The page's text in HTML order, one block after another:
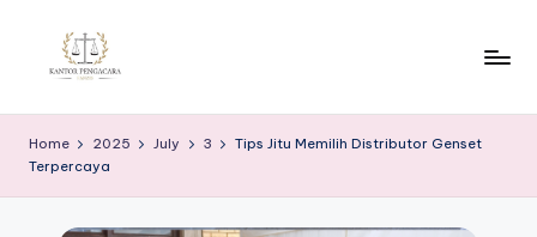
a
n
Home 2025 July 3
Tips Jitu Memilih Distributor Genset
Terpercaya